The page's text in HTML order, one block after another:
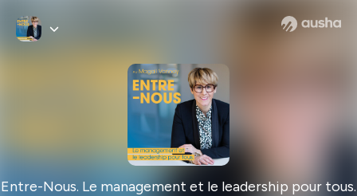
Entre-Nous. Le management et le leadership pour tous.